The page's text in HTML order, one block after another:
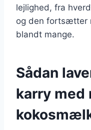
lejlighed, fra
og den fortsætter
blandt mange.
Sådan
karry med